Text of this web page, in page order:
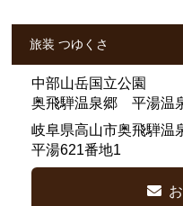
旅装 つゆくさ
中部山岳国立公園
奥飛騨温泉郷 平湯温
岐阜県高山市奥飛騨温
平湯621番地1